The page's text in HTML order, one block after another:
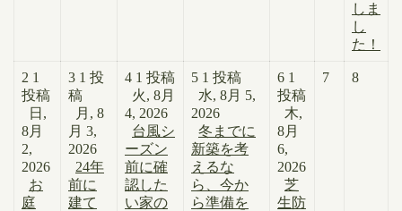
しま
し
た！
2 1
投稿
日,
8月
2,
2026
お
庭
3 1 投
稿
月, 8
月 3,
2026
24年
前に
建て
4 1 投稿
火, 8月
4, 2026
台風シ
ーズン
前に確
認した
い家の
5 1 投稿
水, 8月 5,
2026
冬までに
新築を考
えるな
ら、今か
ら準備を
6 1
投稿
木,
8月
6,
2026
芝
生防
7 8